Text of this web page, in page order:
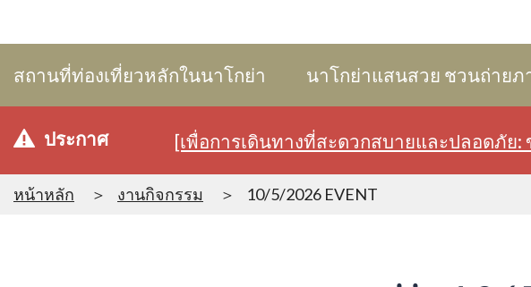
สถานที่ท่องเที่ยวหลักในนาโกย่า นาโกย่าแสนสวย ชวนถ่ายภ
ประกาศ [เพื่อการเดินทางที่สะดวกสบายและปลอดภั
หน้าหลัก งานกิจกรรม 10/5/2026 EVENT